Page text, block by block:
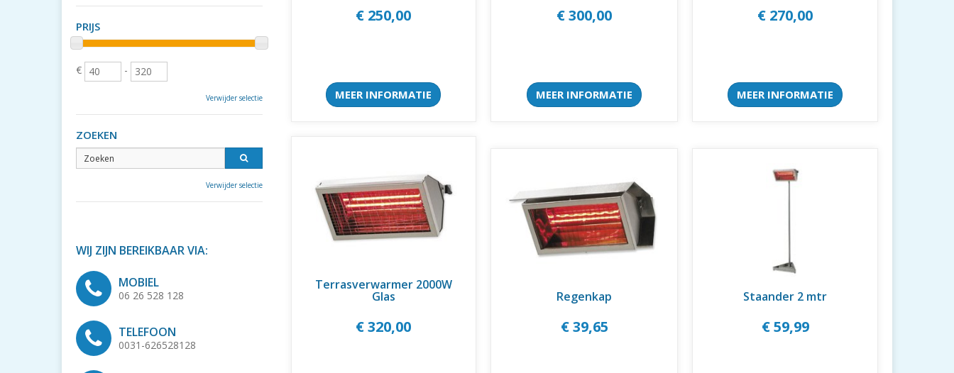
PRIJS
€ -
Verwijder selectie
ZOEKEN
Verwijder selectie
WIJ ZIJN BEREIKBAAR VIA:
MOBIEL
06 26 528 128
TELEFOON
0031-626528128
€ 250,00
MEER INFORMATIE
€ 300,00
MEER INFORMATIE
€ 270,00
MEER INFORMATIE
Terrasverwarmer 2000W
Glas
€ 320,00
Regenkap
€ 39,65
Staander 2 mtr
€ 59,99